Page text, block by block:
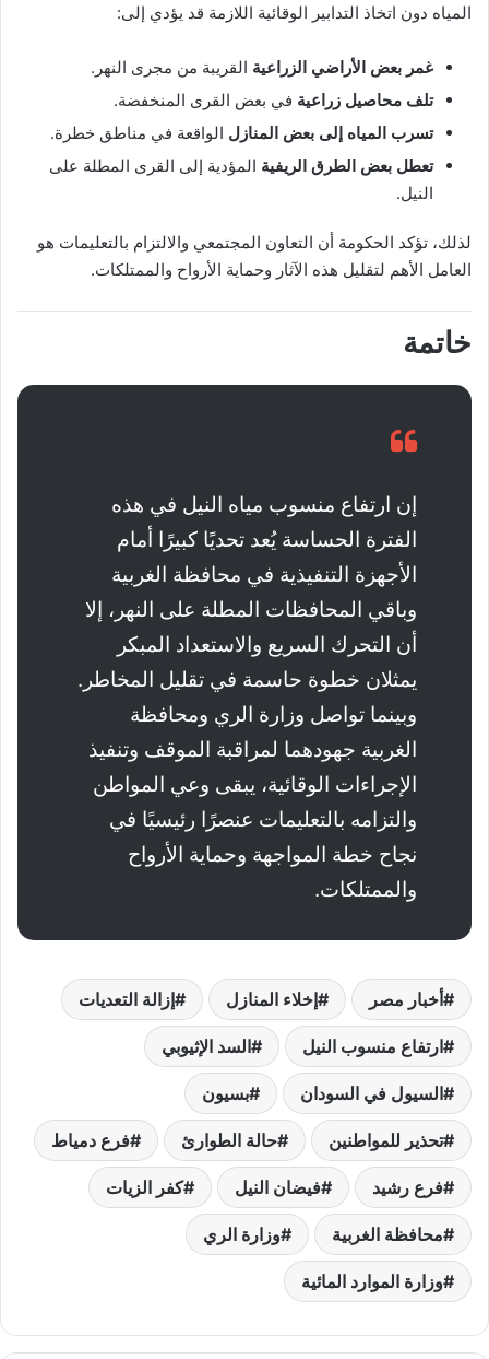
المياه دون اتخاذ التدابير الوقائية اللازمة قد يؤدي إلى:
غمر بعض الأراضي الزراعية القريبة من مجرى النهر.
تلف محاصيل زراعية في بعض القرى المنخفضة.
تسرب المياه إلى بعض المنازل الواقعة في مناطق خطرة.
تعطل بعض الطرق الريفية المؤدية إلى القرى المطلة على
النيل.
لذلك، تؤكد الحكومة أن التعاون المجتمعي والالتزام بالتعليمات هو
العامل الأهم لتقليل هذه الآثار وحماية الأرواح والممتلكات.
خاتمة
إن ارتفاع منسوب مياه النيل في هذه
الفترة الحساسة يُعد تحديًا كبيرًا أمام
الأجهزة التنفيذية في محافظة الغربية
وباقي المحافظات المطلة على النهر، إلا
أن التحرك السريع والاستعداد المبكر
يمثلان خطوة حاسمة في تقليل المخاطر.
وبينما تواصل وزارة الري ومحافظة
الغربية جهودهما لمراقبة الموقف وتنفيذ
الإجراءات الوقائية، يبقى وعي المواطن
والتزامه بالتعليمات عنصرًا رئيسيًا في
نجاح خطة المواجهة وحماية الأرواح
والممتلكات.
أخبار مصر إخلاء المنازل إزالة التعديات
ارتفاع منسوب النيل السد الإثيوبي
السيول في السودان بسيون
تحذير للمواطنين حالة الطوارئ فرع دمياط
فرع رشيد فيضان النيل كفر الزيات
محافظة الغربية وزارة الري
وزارة الموارد المائية